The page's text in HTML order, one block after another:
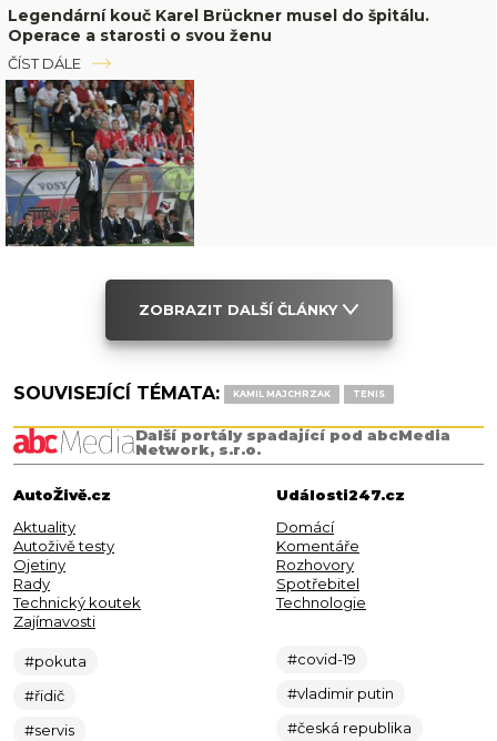
Legendární kouč Karel Brückner musel do špitálu.
Operace a starosti o svou ženu
ČÍST DÁLE
ZOBRAZIT DALŠÍ ČLÁNKY
SOUVISEJÍCÍ TÉMATA: KAMIL MAJCHRZAK TENIS
Další portály spadající pod abcMedia
Network, s.r.o.
AutoŽivě.cz
Aktuality
Autoživě testy
Ojetiny
Rady
Technický koutek
Zajímavosti
#pokuta
#řidič
#servis
Události247.cz
Domácí
Komentáře
Rozhovory
Spotřebitel
Technologie
#covid-19
#vladimir putin
#česká republika